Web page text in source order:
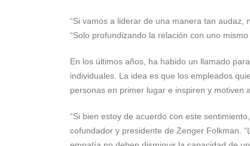
“Si vamos a liderar de una manera tan audaz,
“Solo profundizando la relación con uno
En los últimos años, ha habido un llamado
individuales. La idea es que los empleados
personas en primer lugar e inspiren y motiven
“Si bien estoy de acuerdo con este
cofundador y presidente de Zenger Folkman.